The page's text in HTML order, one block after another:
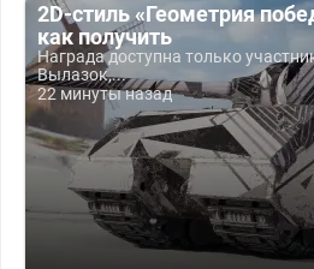
2D-стиль «Геометрия
как получить
Награда доступна только
Вылазок,...
22 минуты назад